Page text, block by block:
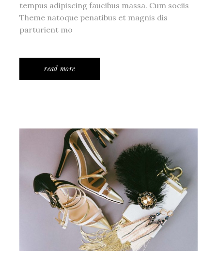
tempus adipiscing faucibus massa. Cum sociis
Theme natoque penatibus et magnis dis
parturient mo
read more